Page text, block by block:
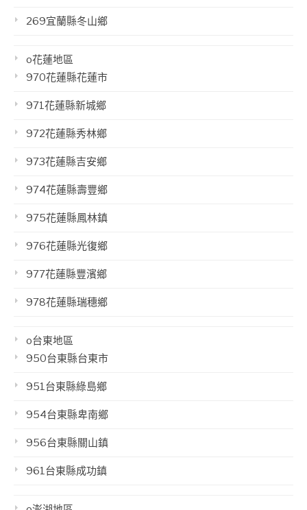
269宜蘭縣冬山鄉
o花蓮地區
970花蓮縣花蓮市
971花蓮縣新城鄉
972花蓮縣秀林鄉
973花蓮縣吉安鄉
974花蓮縣壽豐鄉
975花蓮縣鳳林鎮
976花蓮縣光復鄉
977花蓮縣豐濱鄉
978花蓮縣瑞穗鄉
o台東地區
950台東縣台東市
951台東縣綠島鄉
954台東縣卑南鄉
956台東縣關山鎮
961台東縣成功鎮